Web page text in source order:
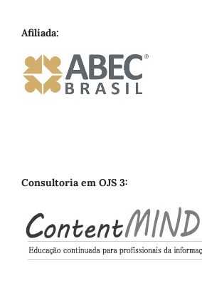
Afiliada:
Consultoria em OJS 3: